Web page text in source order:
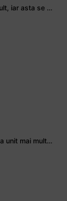
Stejarul Logan Weidner: Echipa a muncit mult, iar asta se va vedea în meciurile de la Nations Cup
Stejarul Iulian Hartig: A fost un turneu care a unit mai mult echipa